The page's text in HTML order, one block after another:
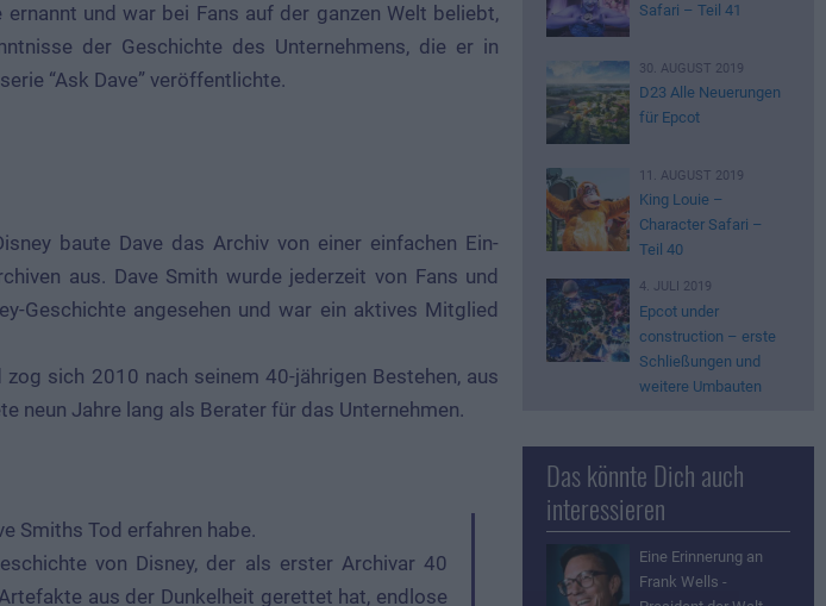
und war bei Fans auf der ganzen Welt beliebt,
der Geschichte des Unternehmens, die er in
“Ask Dave” veröffentlichte.
baute Dave das Archiv von einer einfachen Ein-
aus. Dave Smith wurde jederzeit von Fans und
Geschichte angesehen und war ein aktives Mitglied
sich 2010 nach seinem 40-jährigen Bestehen, aus
neun Jahre lang als Berater für das Unternehmen.
Smiths Tod erfahren habe.
von Disney, der als erster Archivar 40
aus der Dunkelheit gerettet hat, endlose
Safari – Teil 41
30. AUGUST 2019
D23 Alle Neuerungen
für Epcot
11. AUGUST 2019
King Louie –
Character Safari –
Teil 40
4. JULI 2019
Epcot under
construction – erste
Schließungen und
weitere Umbauten
Das könnte Dich auch
interessieren
Eine Erinnerung an
Frank Wells -